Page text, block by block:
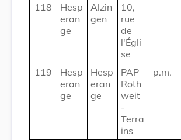
118
Hesp
eran
ge
Alzin
gen
10,
rue
de
l'Égli
se
119
Hesp
eran
ge
Hesp
eran
ge
PAP
Roth
weit
-
Terra
ins
p.m.